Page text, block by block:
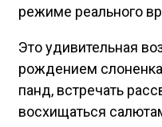
режиме реального
Это удивительная
рождением
панд, встречать
восхищаться